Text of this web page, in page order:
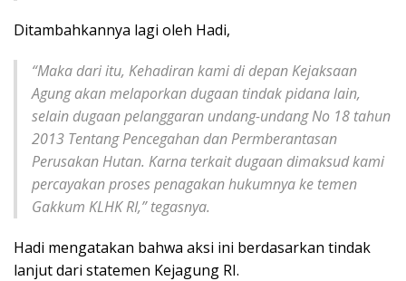
Ditambahkannya lagi oleh Hadi,
“Maka dari itu, Kehadiran kami di depan Kejaksaan
Agung akan melaporkan dugaan tindak pidana lain,
selain dugaan pelanggaran undang-undang No 18 tahun
2013 Tentang Pencegahan dan Permberantasan
Perusakan Hutan. Karna terkait dugaan dimaksud kami
percayakan proses penagakan hukumnya ke temen
Gakkum KLHK RI,” tegasnya.
Hadi mengatakan bahwa aksi ini berdasarkan tindak
lanjut dari statemen Kejagung RI.